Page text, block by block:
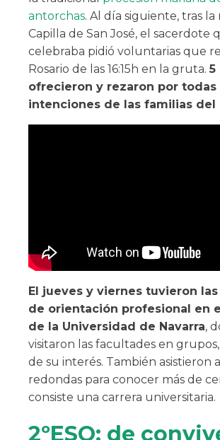
antorchas. Al día siguiente, tras la
Capilla de San José, el sacerdote
celebraba pidió voluntarias que
Rosario de las 16:15h en la gruta. 5
ofrecieron y rezaron por todas
intenciones de las familias del
El jueves y viernes tuvieron
de orientación profesional en
de la Universidad de Navarra,
visitaron las facultades en
de su interés. También asistieron
redondas para conocer más de
consiste una carrera universitaria.
2ºESO: de